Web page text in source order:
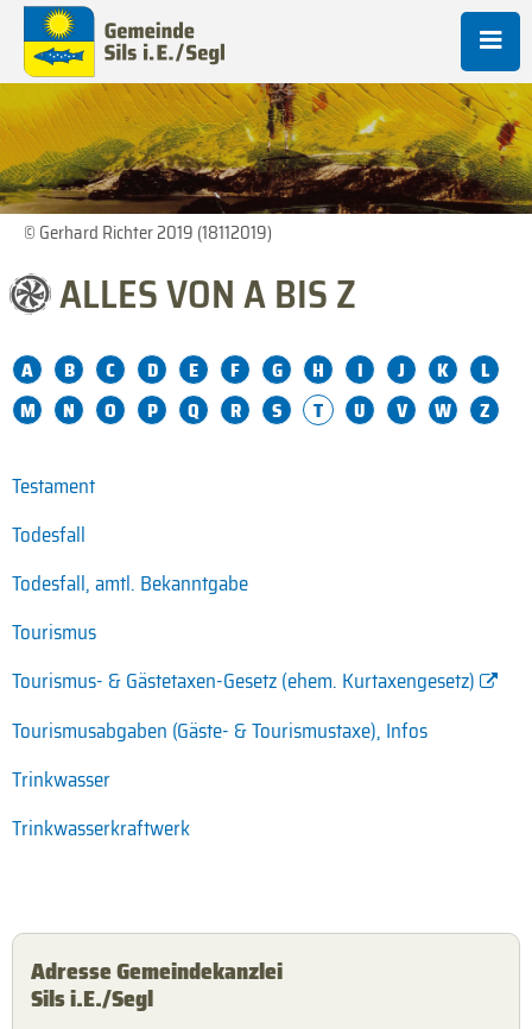
© Gerhard Richter 2019 (18112019)
ALLES VON A BIS Z
A B C D E F G H I J K
L
M
N O P Q R S T U V W Z
Testament
Todesfall
Todesfall, amtl. Bekanntgabe
Tourismus
Tourismus- & Gästetaxen-Gesetz (ehem. Kurtaxengesetz)
Tourismusabgaben (Gäste- & Tourismustaxe), Infos
Trinkwasser
Trinkwasserkraftwerk
Adresse Gemeindekanzlei
Sils i.E./Segl